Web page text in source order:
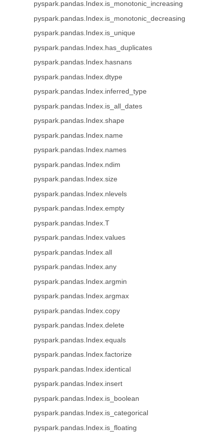
pyspark.pandas.Index.is_monotonic_increasing
pyspark.pandas.Index.is_monotonic_decreasing
pyspark.pandas.Index.is_unique
pyspark.pandas.Index.has_duplicates
pyspark.pandas.Index.hasnans
pyspark.pandas.Index.dtype
pyspark.pandas.Index.inferred_type
pyspark.pandas.Index.is_all_dates
pyspark.pandas.Index.shape
pyspark.pandas.Index.name
pyspark.pandas.Index.names
pyspark.pandas.Index.ndim
pyspark.pandas.Index.size
pyspark.pandas.Index.nlevels
pyspark.pandas.Index.empty
pyspark.pandas.Index.T
pyspark.pandas.Index.values
pyspark.pandas.Index.all
pyspark.pandas.Index.any
pyspark.pandas.Index.argmin
pyspark.pandas.Index.argmax
pyspark.pandas.Index.copy
pyspark.pandas.Index.delete
pyspark.pandas.Index.equals
pyspark.pandas.Index.factorize
pyspark.pandas.Index.identical
pyspark.pandas.Index.insert
pyspark.pandas.Index.is_boolean
pyspark.pandas.Index.is_categorical
pyspark.pandas.Index.is_floating